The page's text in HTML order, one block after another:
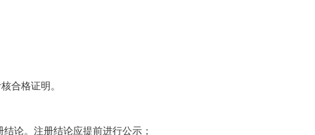
合格证明。
论。注册结论应提前进行公示；